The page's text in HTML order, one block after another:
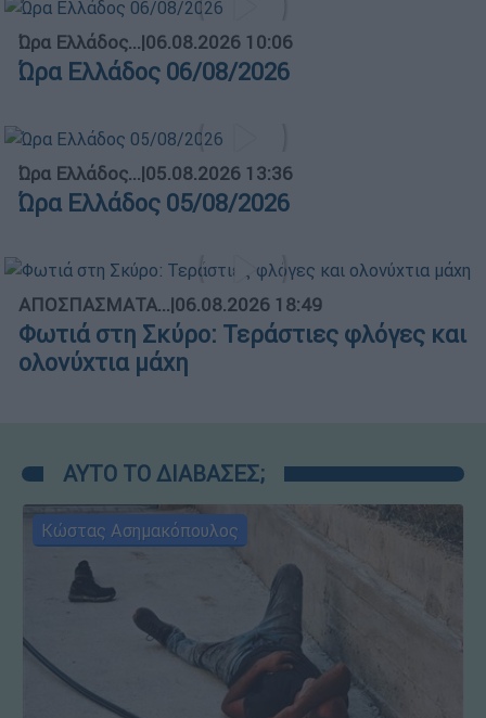
Ώρα Ελλάδος...|06.08.2026 10:06
Ώρα Ελλάδος 06/08/2026
Ώρα Ελλάδος...|05.08.2026 13:36
Ώρα Ελλάδος 05/08/2026
ΑΠΟΣΠΑΣΜΑΤΑ...|06.08.2026 18:49
Φωτιά στη Σκύρο: Τεράστιες φλόγες και
ολονύχτια μάχη
ΑΥΤΟ ΤΟ ΔΙΑΒΑΣΕΣ;
Κώστας Ασημακόπουλος